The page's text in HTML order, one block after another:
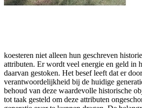
koesteren niet alleen hun geschreven
attributen. Er wordt veel energie en geld in
daarvan gestoken. Het besef leeft dat er
verantwoordelijkheid bij de huidige
behoud van deze waardevolle historische
tot taak gesteld om deze attributen